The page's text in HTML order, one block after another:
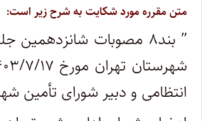
متن مقرره مورد شکایت به شرح زیر است:
” بند۸ مصوبات
انتظامی و دبیر شورای تأمین